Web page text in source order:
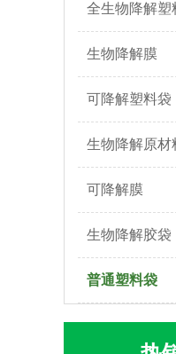
全生物降解塑
生物降解膜
可降解塑料袋
生物降解原材
可降解膜
生物降解胶袋
普通塑料袋
PLA+PBAT生物降
生物降解快递袋